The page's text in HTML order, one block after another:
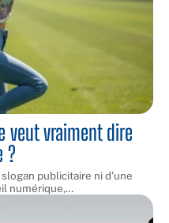
veut vraiment dire
?
publicitaire ni d'une
numérique,…